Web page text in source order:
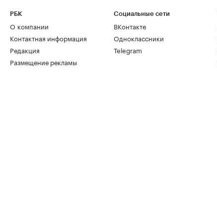
РБК
О компании
Контактная информация
Редакция
Размещение рекламы
Социальные сети
ВКонтакте
Одноклассники
Telegram